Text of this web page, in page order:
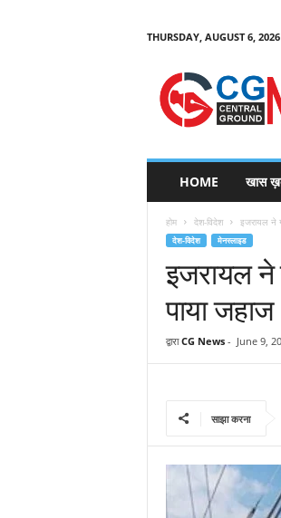
THURSDAY, AUGUST 6, 2026
C
HOME खास
होम देश-विदेश इजरायल ने
देश-विदेश मेनस्लाइड
इजरायल ने
पाया जहाज
द्वारा CG News- June 9,
साझा करना